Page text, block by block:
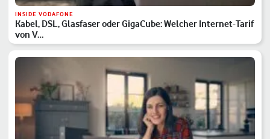
INSIDE VODAFONE
Kabel, DSL, Glasfaser oder GigaCube: Welcher Internet-Tarif
von V…